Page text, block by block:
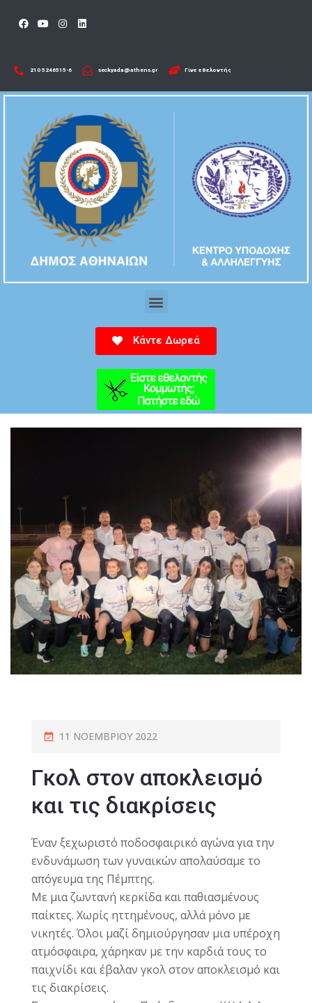
210 5246515-6​ seckyada@athens.gr Γίνε εθελοντής
Κάντε Δωρεά
11 ΝΟΕΜΒΡΊΟΥ 2022
Γκολ στον αποκλεισμό
και τις διακρίσεις
Έναν ξεχωριστό ποδοσφαιρικό αγώνα για την
ενδυνάμωση των γυναικών απολαύσαμε το
απόγευμα της Πέμπτης.
Με μια ζωντανή κερκίδα και παθιασμένους
παίκτες. Χωρίς ηττημένους, αλλά μόνο με
νικητές. Όλοι μαζί δημιούργησαν μια υπέροχη
ατμόσφαιρα, χάρηκαν με την καρδιά τους το
παιχνίδι και έβαλαν γκολ στον αποκλεισμό και
τις διακρίσεις.